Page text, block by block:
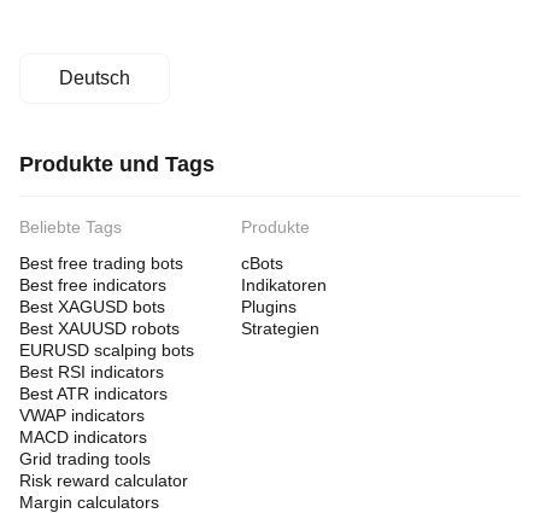
Deutsch
Produkte und Tags
Beliebte Tags
Best free trading bots
Best free indicators
Best XAGUSD bots
Best XAUUSD robots
EURUSD scalping bots
Best RSI indicators
Best ATR indicators
VWAP indicators
MACD indicators
Grid trading tools
Risk reward calculator
Margin calculators
Produkte
cBots
Indikatoren
Plugins
Strategien